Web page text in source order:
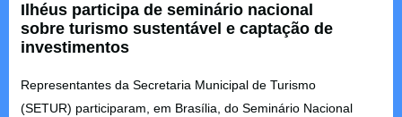
Ilhéus participa de seminário nacional
sobre turismo sustentável e captação de
investimentos
Representantes da Secretaria Municipal de Turismo
(SETUR) participaram, em Brasília, do Seminário Nacional